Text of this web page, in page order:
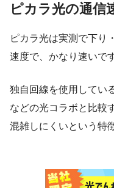
ピカラ光の通信
ピカラ光は実測で下り
速度で、かなり速いです
独自回線を使用してい
などの光コラボと比較
混雑しにくいという特